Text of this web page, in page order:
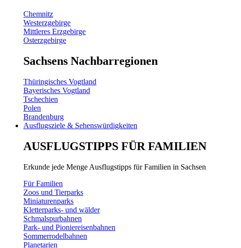
Chemnitz
Westerzgebirge
Mittleres Erzgebirge
Osterzgebirge
Sachsens Nachbarregionen
Thüringisches Vogtland
Bayerisches Vogtland
Tschechien
Polen
Brandenburg
Ausflugsziele & Sehenswürdigkeiten
AUSFLUGSTIPPS FÜR FAMILIEN
Erkunde jede Menge Ausflugstipps für Familien in Sachsen
Für Familien
Zoos und Tierparks
Miniaturenparks
Kletterparks- und wälder
Schmalspurbahnen
Park- und Pioniereisenbahnen
Sommerrodelbahnen
Planetarien